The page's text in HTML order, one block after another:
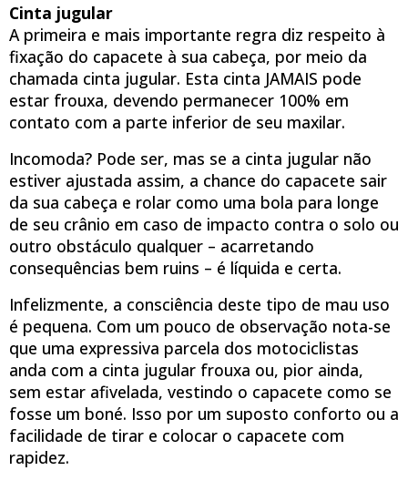
Cinta jugular
A primeira e mais importante regra diz respeito à
fixação do capacete à sua cabeça, por meio da
chamada cinta jugular. Esta cinta JAMAIS pode
estar frouxa, devendo permanecer 100% em
contato com a parte inferior de seu maxilar.
Incomoda? Pode ser, mas se a cinta jugular não
estiver ajustada assim, a chance do capacete sair
da sua cabeça e rolar como uma bola para longe
de seu crânio em caso de impacto contra o solo ou
outro obstáculo qualquer – acarretando
consequências bem ruins – é líquida e certa.
Infelizmente, a consciência deste tipo de mau uso
é pequena. Com um pouco de observação nota-se
que uma expressiva parcela dos motociclistas
anda com a cinta jugular frouxa ou, pior ainda,
sem estar afivelada, vestindo o capacete como se
fosse um boné. Isso por um suposto conforto ou a
facilidade de tirar e colocar o capacete com
rapidez.